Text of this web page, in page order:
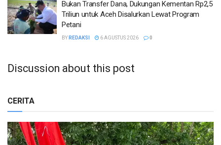
Bukan Transfer Dana, Dukungan Kementan Rp2,5
Triliun untuk Aceh Disalurkan Lewat Program
Petani
BY REDAKSI 6 AGUSTUS 2026 0
Discussion about this post
CERITA